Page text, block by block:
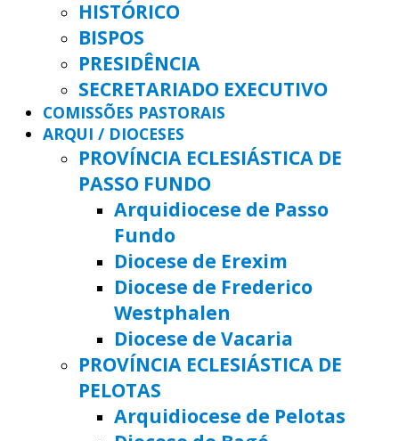
HISTÓRICO
BISPOS
PRESIDÊNCIA
SECRETARIADO EXECUTIVO
COMISSÕES PASTORAIS
ARQUI / DIOCESES
PROVÍNCIA ECLESIÁSTICA DE
PASSO FUNDO
Arquidiocese de Passo
Fundo
Diocese de Erexim
Diocese de Frederico
Westphalen
Diocese de Vacaria
PROVÍNCIA ECLESIÁSTICA DE
PELOTAS
Arquidiocese de Pelotas